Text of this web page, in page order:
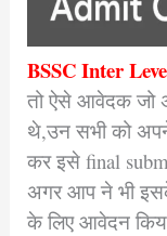
BSSC Inter
तो ऐसे आवेदक जो
थे,उन सभी को
कर इसे final
अगर आप ने भी इसके
के लिए आवेदन